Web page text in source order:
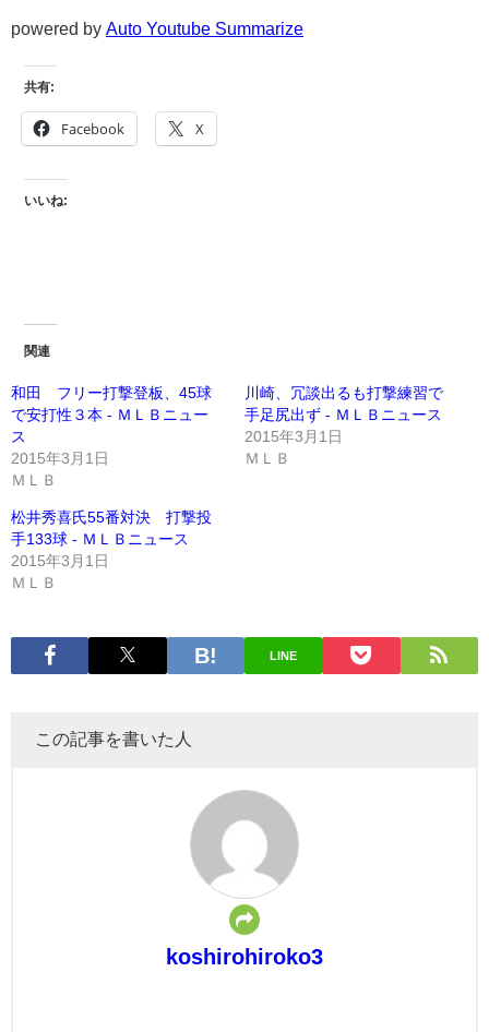
powered by Auto Youtube Summarize
共有:
Facebook X
いいね:
関連
和田 フリー打撃登板、45球
で安打性３本 - ＭＬＢニュー
ス
2015年3月1日
ＭＬＢ
川崎、冗談出るも打撃練習で
手足尻出ず - ＭＬＢニュース
2015年3月1日
ＭＬＢ
松井秀喜氏55番対決 打撃投
手133球 - ＭＬＢニュース
2015年3月1日
ＭＬＢ
LINE
この記事を書いた人
koshirohiroko3